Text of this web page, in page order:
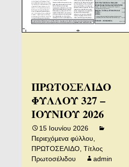
ΠΡΩΤΟΣΕΛΙΔΟ
ΦΥΛΛΟΥ 327 –
ΙΟΥΝΙΟΥ 2026
15 Ιουνίου 2026
Περιεχόμενα φύλλου,
ΠΡΩΤΟΣΕΛΙΔΟ, Τίτλος
Πρωτοσέλιδου
admin